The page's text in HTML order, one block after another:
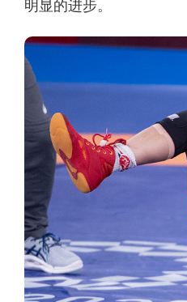
明显的进步。